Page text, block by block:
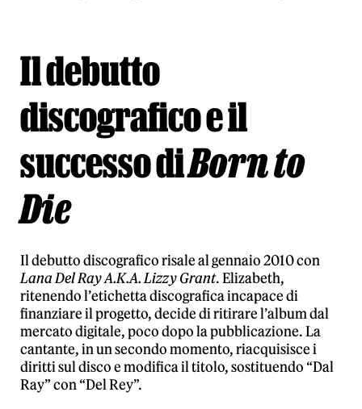
Il debutto
discografico e il
successo diBorn to
Die
Il debutto discografico risale al gennaio 2010 con
Lana Del Ray A.K.A. Lizzy Grant. Elizabeth,
ritenendo l’etichetta discografica incapace di
finanziare il progetto, decide di ritirare l’album dal
mercato digitale, poco dopo la pubblicazione. La
cantante, in un secondo momento, riacquisisce i
diritti sul disco e modifica il titolo, sostituendo “Dal
Ray” con “Del Rey”.